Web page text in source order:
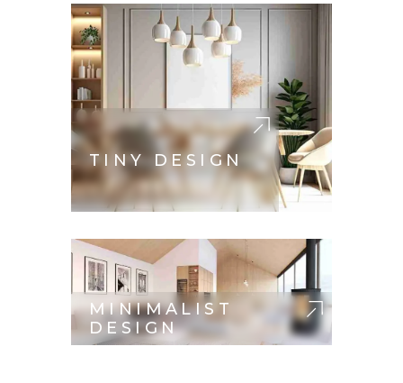
TINY DESIGN
MINIMALIST
DESIGN